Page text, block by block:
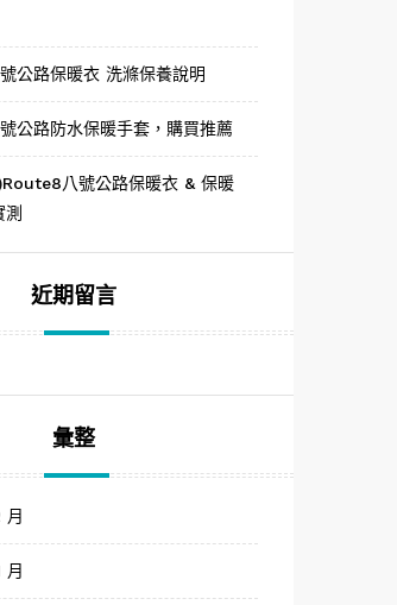
公路保暖衣 洗滌保養說明
公路防水保暖手套，購買推薦
八號公路保暖衣 & 保暖
近期留言
彙整
月
月